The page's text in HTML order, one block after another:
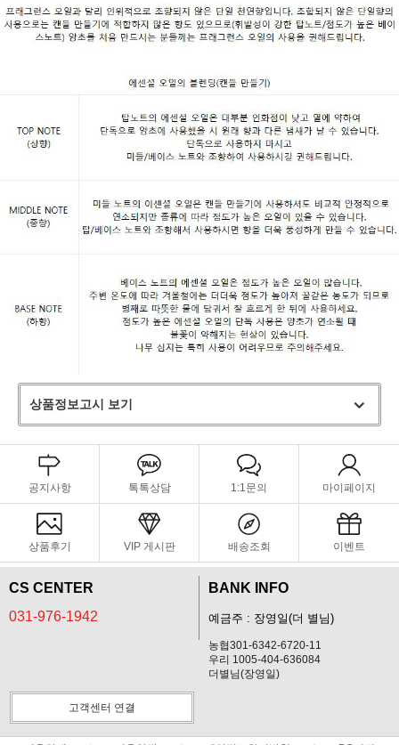
상품정보고시 보기
공지사항 톡톡상담 1:1문의 마이페이지
상품후기 VIP 게시판 배송조회 이벤트
CS CENTER
031-976-1942
BANK INFO
예금주 : 장영일(더 별님)
농협301-6342-6720-11
우리 1005-404-636084
더별님(장영일)
고객센터 연결